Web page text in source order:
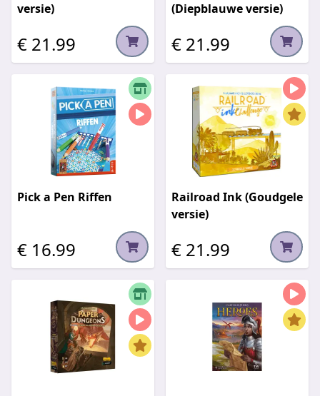
versie)
€ 21.99
(Diepblauwe versie)
€ 21.99
Pick a Pen Riffen
€ 16.99
Railroad Ink (Goudgele
versie)
€ 21.99